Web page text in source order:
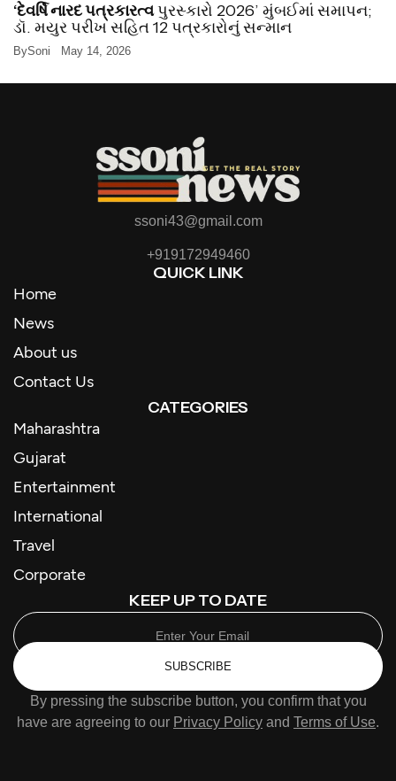
‘દેવર્ષિ નારદ પત્રકારત્વપુરસ્કારો 2026’ મુંબઈમાં સમાપન;
ડૉ. મયુર પરીખ સહિત 12 પત્રકારોનું સન્માન
BySoni May 14, 2026
ssoni43@gmail.com
+919172949460
QUICK LINK
Home
News
About us
Contact Us
CATEGORIES
Maharashtra
Gujarat
Entertainment
International
Travel
Corporate
KEEP UP TO DATE
SUBSCRIBE
By pressing the subscribe button, you confirm that you
have are agreeing to our Privacy Policy and Terms of Use.